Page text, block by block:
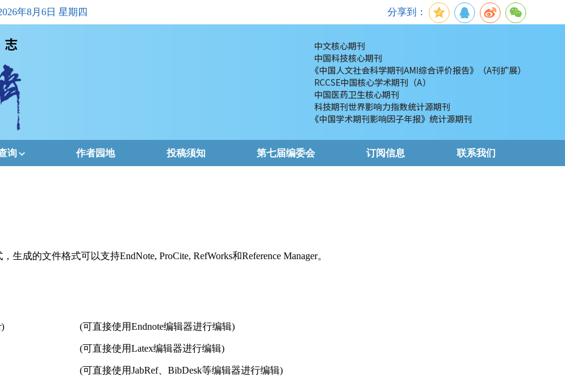
年8月6日 星期四 分享到：
询
名
作者园地 投稿须知 第七届编委会 订阅信息 联系我们
成的文件格式可以支持EndNote, ProCite, RefWorks和Reference Manager。
(可直接使用Endnote编辑器进行编辑)
(可直接使用Latex编辑器进行编辑)
(可直接使用JabRef、BibDesk等编辑器进行编辑)